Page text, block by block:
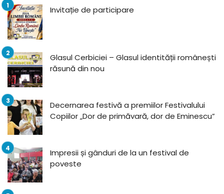
Invitație de participare
Glasul Cerbiciei – Glasul identității românești
răsună din nou
Decernarea festivă a premiilor Festivalului
Copiilor „Dor de primăvară, dor de Eminescu”
Impresii și gânduri de la un festival de
poveste